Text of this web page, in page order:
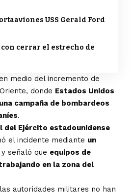
USS Gerald Ford
cerrar el estrecho de
medio del incremento de
donde Estados Unidos
campaña de bombardeos
.
del Ejército estadounidense
el incidente mediante un
y señaló que equipos de
en la zona del
autoridades militares no han